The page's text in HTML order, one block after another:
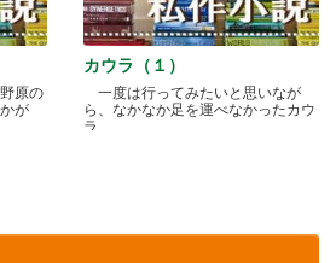
原の
が
カウラ（１）
一度は行ってみたいと思いなが
ら、なかなか足を運べなかったカウ
ラ.....